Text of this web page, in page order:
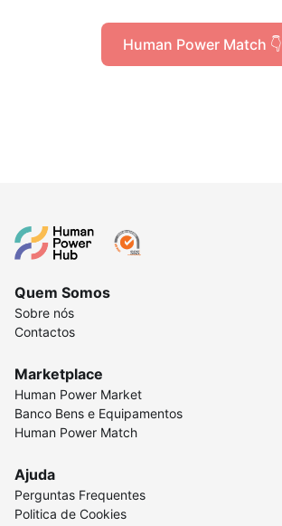
Human Power Match 👇
Quem Somos
Sobre nós
Contactos
Marketplace
Human Power Market
Banco Bens e Equipamentos
Human Power Match
Ajuda
Perguntas Frequentes
Politica de Cookies